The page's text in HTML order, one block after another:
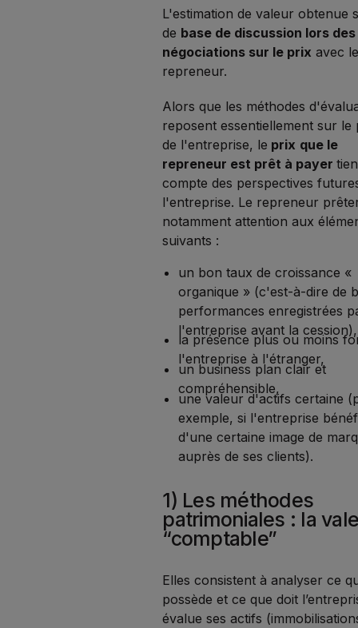
L'estimation de valeur obtenue
de base de discussion lors des
négociations sur le prix avec
repreneur.
Alors que les méthodes
reposent essentiellement sur le
de l'entreprise, le prix que le
repreneur est prêt à payer
compte des perspectives
l'entreprise. Le repreneur
notamment attention aux
suivants :
un bon taux de croissance «
organique » (c'est-à-dire de
performances enregistrées
l'entreprise avant la cession),
la présence plus ou moins
l'entreprise à l'étranger,
un business plan clair et
compréhensible,
une valeur d'actifs certaine
exemple, si l'entreprise
d'une certaine image de
auprès de ses clients).
1) Les méthodes
patrimoniales : la
“comptable”
Elles consistent à analyser ce
possède et ce que doit
évalue ses actifs